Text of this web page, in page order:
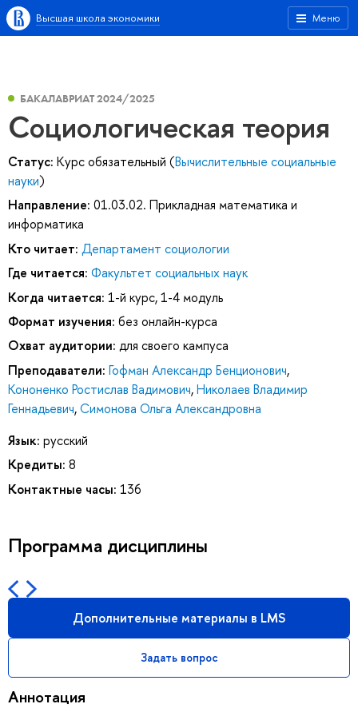
Меню
Высшая школа экономики
БАКАЛАВРИАТ 2024/2025
Социологическая теория
Статус: Курс обязательный (Вычислительные социальные
науки)
Направление: 01.03.02. Прикладная математика и
информатика
Кто читает: Департамент социологии
Где читается: Факультет социальных наук
Когда читается: 1-й курс, 1-4 модуль
Формат изучения: без онлайн-курса
Охват аудитории: для своего кампуса
Преподаватели: Гофман Александр Бенционович,
Кононенко Ростислав Вадимович,Николаев Владимир
Геннадьевич,Симонова Ольга Александровна
Язык: русский
Кредиты: 8
Контактные часы: 136
Программа дисциплины
Дополнительные материалы в LMS
Задать вопрос
Аннотация